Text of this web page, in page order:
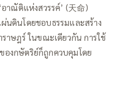
าณัติแห่งสวรรค์’ (天命)
นดินโดยชอบธรรมและสร้าง
าษฎร์ ในขณะเดียวกัน การใช้
องกษัตริย์ก็ถูกควบคุมโดย